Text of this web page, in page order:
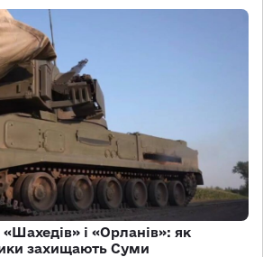
і «Орланів»: як
захищають Суми